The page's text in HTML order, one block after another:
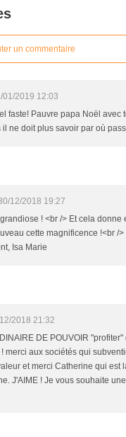
un commentaire
01/2019 12:03
faste! Pauvre papa Noël avec
il ne doit plus savoir par où
12/2018 19:27
! <br /> Et cela donne
cette magnificence !<br />
Isa Marie
2018 21:32
DE POUVOIR "profiter"
merci aux sociétés qui
et merci Catherine qui est
J'AIME ! Je vous souhaite